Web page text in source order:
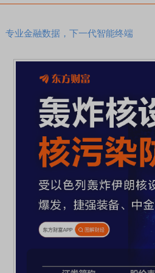
专业金融数据，下一代智能终端